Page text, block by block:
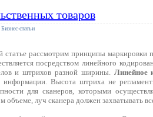
товаров
Бизнес-статьи
статье рассмотрим принципы маркировки
посредством линейного
и штрихов разной ширины. Линейное
информации. Высота штриха не
для сканеров, которыми
объеме, луч сканера должен захватывать